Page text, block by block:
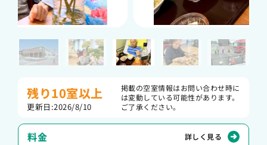
残り10室以上
更新日:2026/8/10
掲載の空室情報はお問い合わせ時に
は変動している可能性があります。
ご了承ください。
料金 詳しく見る